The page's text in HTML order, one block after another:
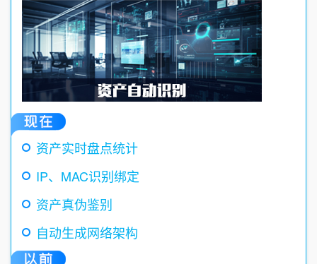
资产实时盘点统计
IP、MAC识别绑定
资产真伪鉴别
自动生成网络架构